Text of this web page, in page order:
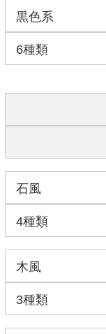
黒色系
6種類
石風
4種類
木風
3種類